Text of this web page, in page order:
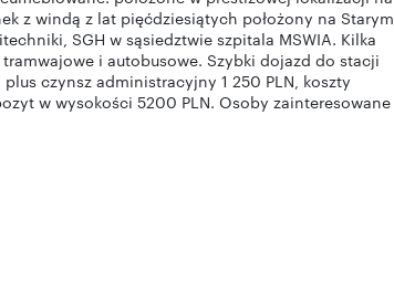
z windą z lat pięćdziesiątych położony na Starym
SGH w sąsiedztwie szpitala MSWIA. Kilka
i autobusowe. Szybki dojazd do stacji
czynsz administracyjny 1 250 PLN, koszty
w wysokości 5200 PLN. Osoby zainteresowane